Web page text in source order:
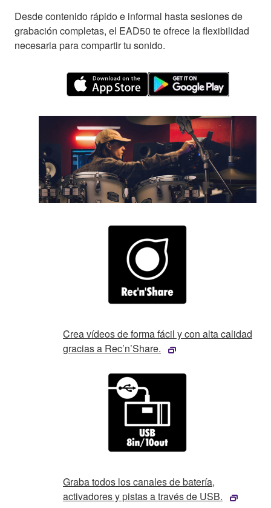
Desde contenido rápido e informal hasta sesiones de
grabación completas, el EAD50 te ofrece la flexibilidad
necesaria para compartir tu sonido.
Crea vídeos de forma fácil y con alta calidad
gracias a Rec’n’Share.
Graba todos los canales de batería,
activadores y pistas a través de USB.